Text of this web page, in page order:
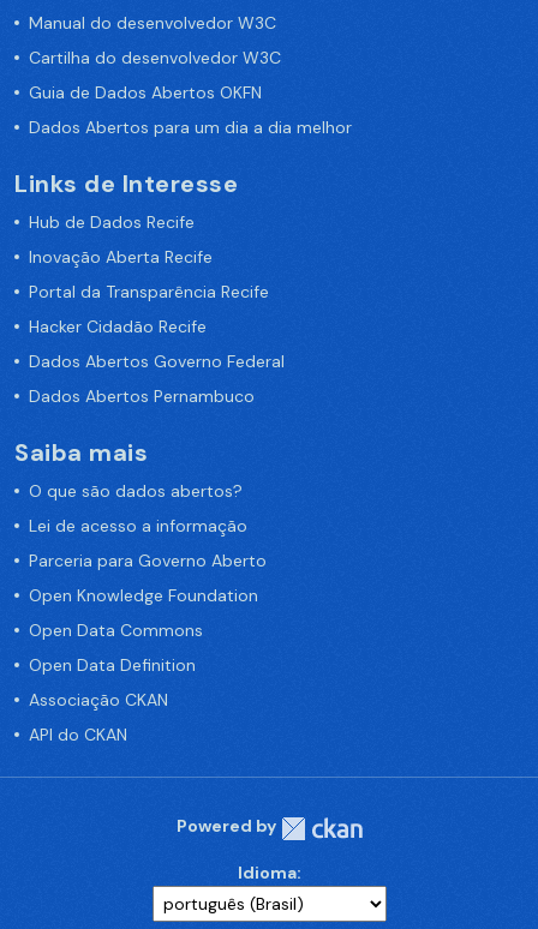
Manual do desenvolvedor W3C
Cartilha do desenvolvedor W3C
Guia de Dados Abertos OKFN
Dados Abertos para um dia a dia melhor
Links de Interesse
Hub de Dados Recife
Inovação Aberta Recife
Portal da Transparência Recife
Hacker Cidadão Recife
Dados Abertos Governo Federal
Dados Abertos Pernambuco
Saiba mais
O que são dados abertos?
Lei de acesso a informação
Parceria para Governo Aberto
Open Knowledge Foundation
Open Data Commons
Open Data Definition
Associação CKAN
API do CKAN
Powered by
Idioma